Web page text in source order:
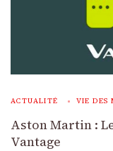
ACTUALITÉ VIE DES
Aston Martin :
Vantage